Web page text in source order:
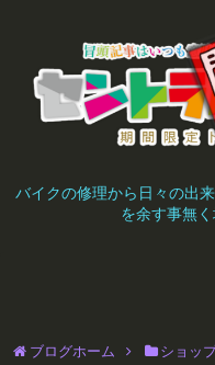
バイクの修理から日々の出
を余す事無
ブログホーム ショッ